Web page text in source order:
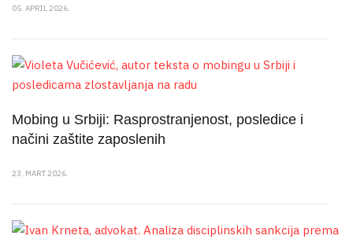
05. APRIL 2026.
Mobing u Srbiji: Rasprostranjenost, posledice i
načini zaštite zaposlenih
23. MART 2026.